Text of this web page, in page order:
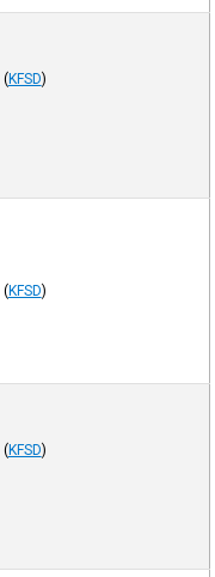
(KFSD)
(KFSD)
(KFSD)